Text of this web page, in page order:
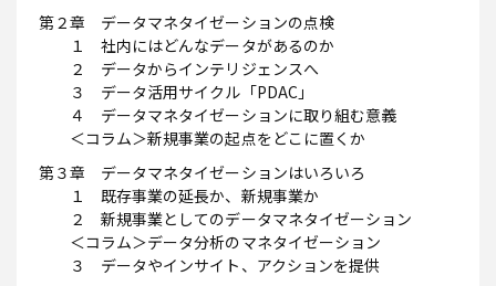
第２章 データマネタイゼーションの点検
１ 社内にはどんなデータがあるのか
２ データからインテリジェンスへ
３ データ活用サイクル「PDAC」
４ データマネタイゼーションに取り組む意義
＜コラム＞新規事業の起点をどこに置くか
第３章 データマネタイゼーションはいろいろ
１ 既存事業の延長か、新規事業か
２ 新規事業としてのデータマネタイゼーション
＜コラム＞データ分析のマネタイゼーション
３ データやインサイト、アクションを提供